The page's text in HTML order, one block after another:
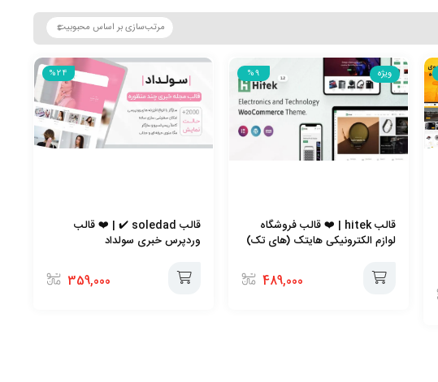
%9 ویژه
قالب hitek | ❤️ قالب فروشگاه
لوازم الکترونیکی هایتک (های تک)
489,000
%24
قالب soledad ✔️ | ❤️ قالب
وردپرس خبری سولداد
359,000